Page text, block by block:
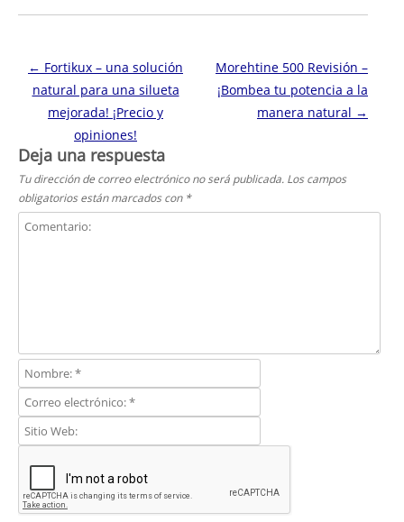
Navegación de entradas
← Fortikux – una solución
natural para una silueta
mejorada! ¡Precio y
opiniones!
Morehtine 500 Revisión –
¡Bombea tu potencia a la
manera natural →
Deja una respuesta
Tu dirección de correo electrónico no será publicada. Los campos
obligatorios están marcados con *